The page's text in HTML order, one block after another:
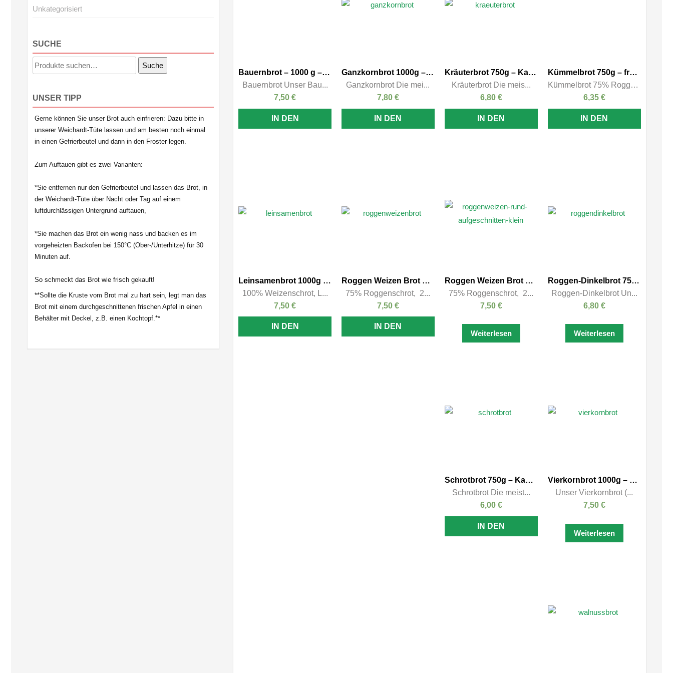
Bauernbrot – 1000 g – frei geschoben
Bauernbrot Unser Bau...
7,50€
IN DEN
Ganzkornbrot 1000g – Kasten
Ganzkornbrot Die mei...
7,80 €
IN DEN
Kräuterbrot 750g – Kasten
Kräuterbrot Die meis...
6,80 €
IN DEN
Kümmelbrot 750g – frei geschoben
Kümmelbrot 75% Rogge...
6,35 €
IN DEN
Leinsamenbrot 1000g – Kasten
100% Weizenschrot, L...
7,50€
IN DEN
Roggen Weizen Brot 1000g – Kasten
75% Roggenschrot, 2...
7,50 €
IN DEN
Roggen Weizen Brot 1000g – Rund
75% Roggenschrot, 2...
7,50 €
Weiterlesen
Roggen-Dinkelbrot 750g – Kasten
Roggen-Dinkelbrot Un...
6,80 €
Weiterlesen
Schrotbrot 750g – Kasten
Schrotbrot Die meist...
6,00 €
IN DEN
Vierkornbrot 1000g – Kasten
Unser Vierkornbrot (...
7,50 €
Weiterlesen
Unkategorisiert
SUCHE
Suche
nach:
Suche
UNSER TIPP
Gerne können Sie unser Brot auch einfrieren: Dazu bitte in
unserer Weichardt-Tüte lassen und am besten noch einmal
in einen Gefrierbeutel und dann in den Froster legen.
Zum Auftauen gibt es zwei Varianten:
*Sie entfernen nur den Gefrierbeutel und lassen das Brot, in
der Weichardt-Tüte über Nacht oder Tag auf einem
luftdurchlässigen Untergrund auftauen,
*Sie machen das Brot ein wenig nass und backen es im
vorgeheizten Backofen bei 150°C (Ober-/Unterhitze) für 30
Minuten auf.
So schmeckt das Brot wie frisch gekauft!
**Sollte die Kruste vom Brot mal zu hart sein, legt man das
Brot mit einem durchgeschnittenen frischen Apfel in einen
Behälter mit Deckel, z.B. einen Kochtopf.**